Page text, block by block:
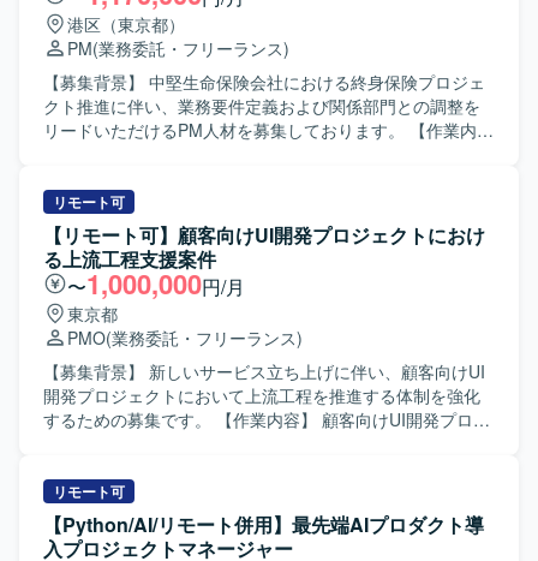
港区（東京都）
PM(業務委託・フリーランス)
【募集背景】 中堅生命保険会社における終身保険プロジェ
クト推進に伴い、業務要件定義および関係部門との調整を
リードいただけるPM人材を募集しております。 【作業内
ム対応として、クレジットカードの種類に応じたポイント
付与機能に関する要件整理や関係部門との合意形成を行っ
ていただきます。 ・経理要件対応として、システム仕様の
検討、経理部門との調整、代替案の立案などを行っていた
だきます。 ・上層部向けの各種説明資料の作成およびプレ
ゼンテーションを実施していただきます。 【求める人物
像】 ・関係部門や上層部と円滑にコミュニケーションを取
りながら、主体的に課題整理と意思決定支援ができる方を
求めております。 ・金融や保険領域の特性を理解しつつ、
ビジネス側とシステム側の橋渡し役として動ける方を歓迎
からプロジェクト推進に関わっていただけます。 ・経理や
業務部門など複数部門との連携を通じて、保険業務および
会計要件に関する知見を深めていただけます。 【開発環
リモート可
【リモート可】顧客向けUI開発プロジェクトにおけ
る上流工程支援案件
〜1,000,000円/月
東京都
PMO(業務委託・フリーランス)
【募集背景】 新しいサービス立ち上げに伴い、顧客向けUI
開発プロジェクトにおいて上流工程を推進する体制を強化
するための募集です。 【作業内容】 顧客向けUI開発プロジ
能とする新サービスのコンセプト整理や業務要件の整理、
BPR/業務改善/業務改革の検討および整理、基盤系ソフトに
関する検討支援、上申資料やステークホルダー向け説明資
リモート可
【Python/AI/リモート併用】最先端AIプロダクト導
入プロジェクトマネージャー